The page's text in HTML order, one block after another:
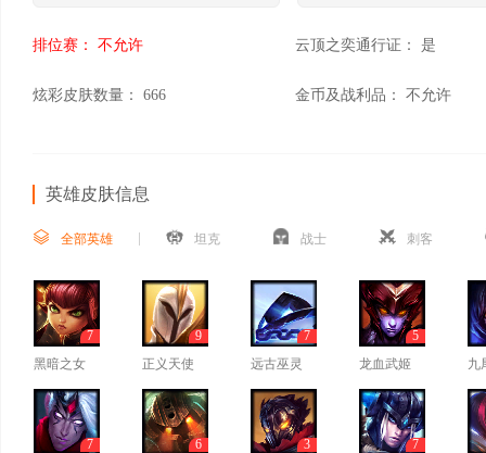
排位赛： 不允许 云顶之奕通行证： 是
炫彩皮肤数量： 666 金币及战利品： 不允许
英雄皮肤信息
全部英雄 坦克 战士 刺客
黑暗之女
7
正义天使
9
远古巫灵
7
龙血武姬
5
九
7
6
3
7